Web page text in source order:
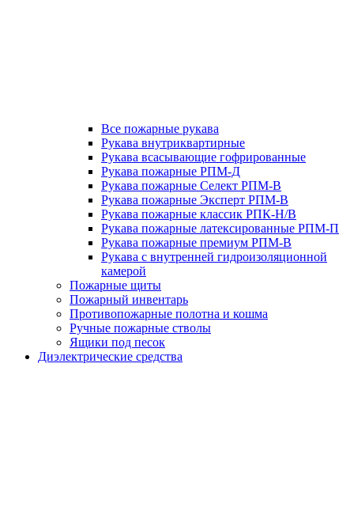
Все пожарные рукава
Рукава внутриквартирные
Рукава всасывающие гофрированные
Рукава пожарные РПМ-Д
Рукава пожарные Селект РПМ-В
Рукава пожарные Эксперт РПМ-В
Рукава пожарные классик РПК-Н/В
Рукава пожарные латексированные РПМ-П
Рукава пожарные премиум РПМ-В
Рукава с внутренней гидроизоляционной
камерой
Пожарные щиты
Пожарный инвентарь
Противопожарные полотна и кошма
Ручные пожарные стволы
Ящики под песок
Диэлектрические средства